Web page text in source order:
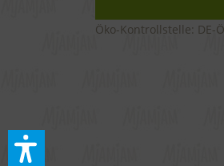
Öko-Kontrollstelle: DE-